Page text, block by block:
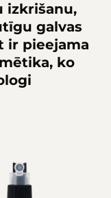
izkrišanu,
galvas
ir pieejama
ko